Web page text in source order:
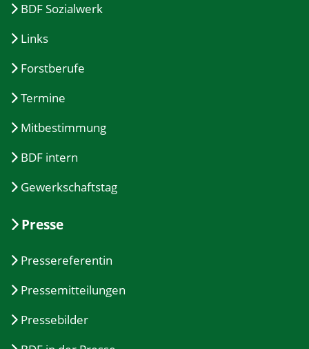
BDF Sozialwerk
Links
Forstberufe
Termine
Mitbestimmung
BDF intern
Gewerkschaftstag
Presse
Pressereferentin
Pressemitteilungen
Pressebilder